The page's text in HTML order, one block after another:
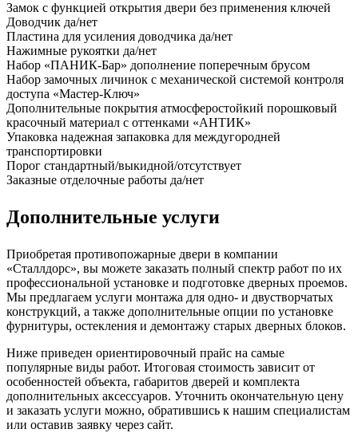
Замок с функцией открытия двери без применения ключей
Доводчик да/нет
Пластина для усиления доводчика да/нет
Нажимные рукоятки да/нет
Набор «ПАНИК-Бар» дополнение поперечным брусом
Набор замочных личинок с механической системой контроля
доступа «Мастер-Ключ»
Дополнительные покрытия атмосферостойкий порошковый
красочный материал с оттенками «АНТИК»
Упаковка надежная запаковка для междугородней
транспортировки
Порог стандартный/выкидной/отсутствует
Заказные отделочные работы да/нет
Дополнительные услуги
Приобретая противопожарные двери в компании
«Сталлдорс», вы можете заказать полный спектр работ по их
профессиональной установке и подготовке дверных проемов.
Мы предлагаем услуги монтажа для одно- и двустворчатых
конструкций, а также дополнительные опции по установке
фурнитуры, остекления и демонтажу старых дверных блоков.
Ниже приведен ориентировочный прайс на самые
популярные виды работ. Итоговая стоимость зависит от
особенностей объекта, габаритов дверей и комплекта
дополнительных аксессуаров. Уточнить окончательную цену
и заказать услуги можно, обратившись к нашим специалистам
или оставив заявку через сайт.